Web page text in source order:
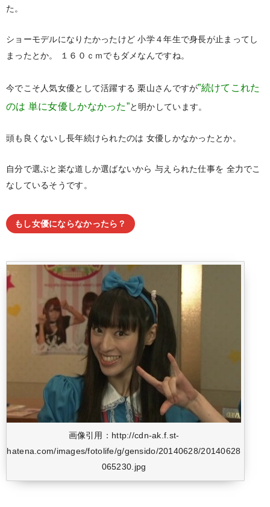
た。
ショーモデルになりたかったけど 小学４年生で身長が止まってし
まったとか。
１６０ｃｍでもダメなんですね。
今でこそ人気女優として活躍する 栗山さんですが”続けてこれた
のは 単に女優しかなかった”と明かしています。
頭も良くないし長年続けられたのは 女優しかなかったとか。
自分で選ぶと楽な道しか選ばないから 与えられた仕事を 全力でこ
なしているそうです。
もし女優にならなかったら？
画像引用：http://cdn-ak.f.st-
hatena.com/images/fotolife/g/gensido/20140628/20140628
065230.jpg